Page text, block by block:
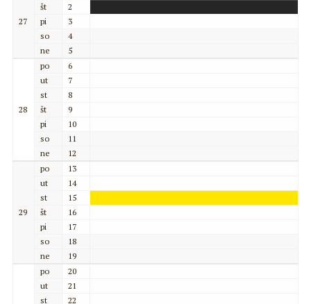
27
št
2
pi
3
so
4
ne
5
28
po
6
ut
7
st
8
št
9
pi
10
so
11
ne
12
29
po
13
ut
14
st
15
št
16
pi
17
so
18
ne
19
po
20
ut
21
st
22